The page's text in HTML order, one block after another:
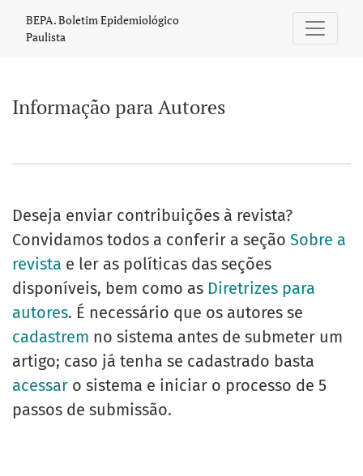
BEPA. Boletim Epidemiológico
Paulista
Informação para Autores
Deseja enviar contribuições à revista?
Convidamos todos a conferir a seção Sobre a
revista e ler as políticas das seções
disponíveis, bem como as Diretrizes para
autores. É necessário que os autores se
cadastrem no sistema antes de submeter um
artigo; caso já tenha se cadastrado basta
acessar o sistema e iniciar o processo de 5
passos de submissão.